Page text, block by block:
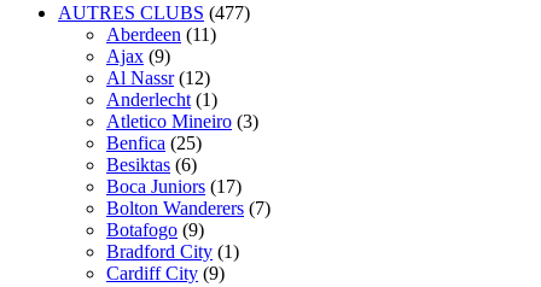
AUTRES CLUBS (477)
Aberdeen (11)
Ajax (9)
Al Nassr (12)
Anderlecht (1)
Atletico Mineiro (3)
Benfica (25)
Besiktas (6)
Boca Juniors (17)
Bolton Wanderers (7)
Botafogo (9)
Bradford City (1)
Cardiff City (9)